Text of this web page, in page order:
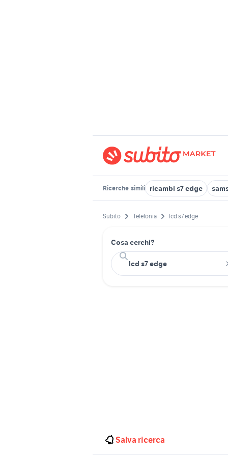
Ricerche simili ricambi s7 edge
Subito Telefonia lcd s7 edge
Cosa cerchi?
Salva ricerca